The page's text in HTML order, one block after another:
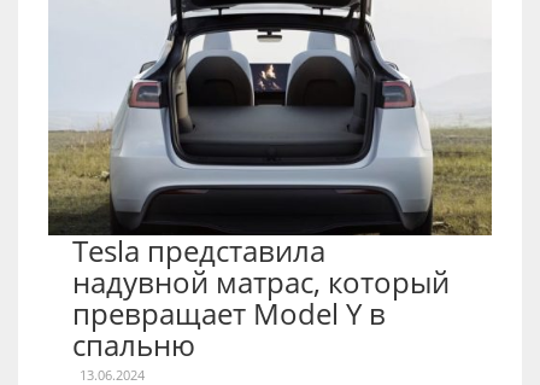
Tesla представила
надувной матрас, который
превращает Model Y в
спальню
13.06.2024